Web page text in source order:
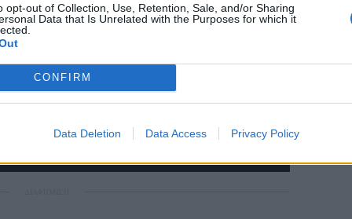
opt-out of Collection, Use, Retention, Sale, and/or Sharing
Data that Is Unrelated with the Purposes for which it
CONFIRM
Data Deletion Data Access Privacy Policy